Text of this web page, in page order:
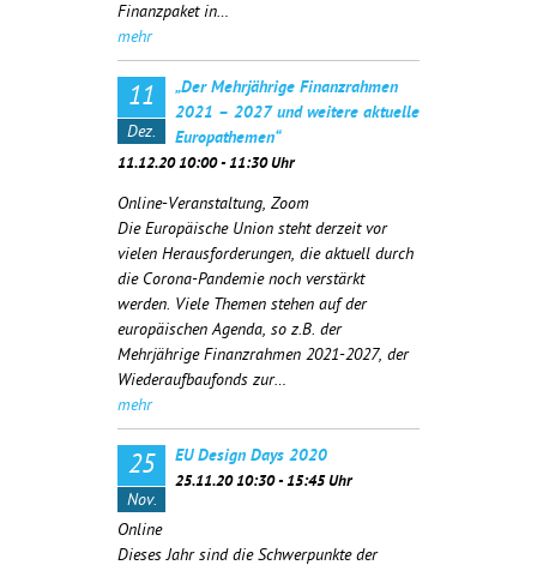
Finanzpaket in…
mehr
11
Dez.
„Der Mehrjährige Finanzrahmen
2021 – 2027 und weitere aktuelle
Europathemen“
11.12.20 10:00 - 11:30 Uhr
Online-Veranstaltung, Zoom
Die Europäische Union steht derzeit vor
vielen Herausforderungen, die aktuell durch
die Corona-Pandemie noch verstärkt
werden. Viele Themen stehen auf der
europäischen Agenda, so z.B. der
Mehrjährige Finanzrahmen 2021-2027, der
Wiederaufbaufonds zur…
mehr
25
Nov.
EU Design Days 2020
25.11.20 10:30 - 15:45 Uhr
Online
Dieses Jahr sind die Schwerpunkte der